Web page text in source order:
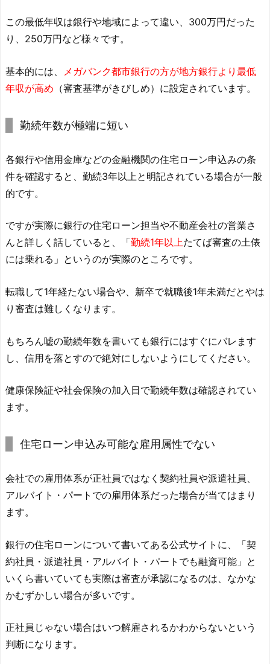
この最低年収は銀行や地域によって違い、300万円だった
り、250万円など様々です。
基本的には、
メガバンク都市銀行の方が地方銀行より最低
年収が高め （審査基準がきびしめ）に設定されています。
勤続年数が極端に短い
各銀行や信用金庫などの金融機関の住宅ローン申込みの条
件を確認すると、勤続3年以上と明記されている場合が一般
的です。
ですが実際に銀行の住宅ローン担当や不動産会社の営業さ
んと詳しく話していると、「勤続1年以上たてば審査の土俵
には乗れる」というのが実際のところです。
転職して1年経たない場合や、新卒で就職後1年未満だとやは
り審査は難しくなります。
もちろん嘘の勤続年数を書いても銀行にはすぐにバレます
し、信用を落とすので絶対にしないようにしてください。
健康保険証や社会保険の加入日で勤続年数は確認されてい
ます。
住宅ローン申込み可能な雇用属性でない
会社での雇用体系が正社員ではなく契約社員や派遣社員、
アルバイト・パートでの雇用体系だった場合が当てはまり
ます。
銀行の住宅ローンについて書いてある公式サイトに、「契
約社員・派遣社員・アルバイト・パートでも融資可能」と
いくら書いていても実際は審査が承認になるのは、なかな
かむずかしい場合が多いです。
正社員じゃない場合はいつ解雇されるかわからないという
判断になります。